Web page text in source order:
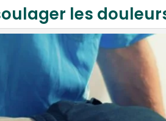
les